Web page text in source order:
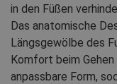
in den Füßen
Das anatomische
Längsgewölbe des
Komfort beim
anpassbare Form,